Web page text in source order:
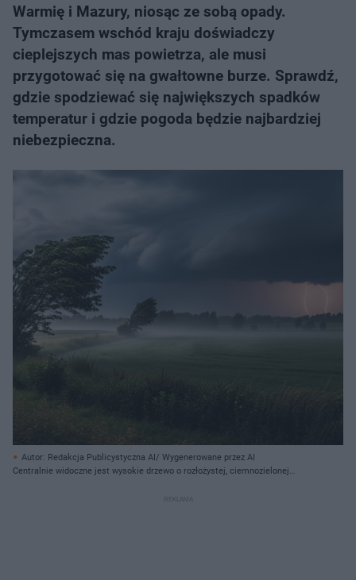
Warmię i Mazury, niosąc ze sobą opady.
Tymczasem wschód kraju doświadczy
cieplejszych mas powietrza, ale musi
przygotować się na gwałtowne burze. Sprawdź,
gdzie spodziewać się największych spadków
temperatur i gdzie pogoda będzie najbardziej
niebezpieczna.
Autor: Redakcja Publicystyczna AI/ Wygenerowane przez AI
Centralnie widoczne jest wysokie drzewo o rozłożystej, ciemnozielonej
rozmyte od intensywnego deszczu. Po lewej stronie górnej części kadru